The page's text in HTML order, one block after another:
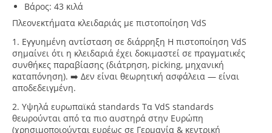
Βάρος: 43 κιλά
Πλεονεκτήματα κλειδαριάς με πιστοποίηση VdS
1. Εγγυημένη αντίσταση σε διάρρηξη Η πιστοποίηση VdS
σημαίνει ότι η κλειδαριά έχει δοκιμαστεί σε πραγματικές
συνθήκες παραβίασης (διάτρηση, picking, μηχανική
καταπόνηση). ➡️ Δεν είναι θεωρητική ασφάλεια — είναι
αποδεδειγμένη.
2. Υψηλά ευρωπαϊκά standards Τα VdS standards
θεωρούνται από τα πιο αυστηρά στην Ευρώπη
(χρησιμοποιούνται ευρέως σε Γερμανία & κεντρική